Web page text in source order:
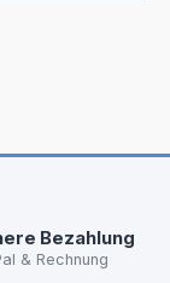
Bezahlung
& Rechnung